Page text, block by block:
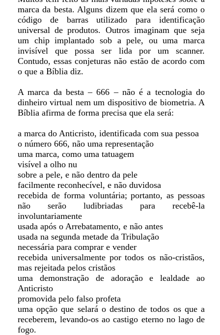
marca da besta. Alguns dizem que ela será como o
código de barras utilizado para identificação
universal de produtos. Outros imaginam que seja
um chip implantado sob a pele, ou uma marca
invisível que possa ser lida por um scanner.
Contudo, essas conjeturas não estão de acordo com
o que a Bíblia diz.
A marca da besta – 666 – não é a tecnologia do
dinheiro virtual nem um dispositivo de biometria. A
Bíblia afirma de forma precisa que ela será:
a marca do Anticristo, identificada com sua pessoa
o número 666, não uma representação
uma marca, como uma tatuagem
visível a olho nu
sobre a pele, e não dentro da pele
facilmente reconhecível, e não duvidosa
recebida de forma voluntária; portanto, as pessoas
não serão ludibriadas para recebê-la
involuntariamente
usada após o Arrebatamento, e não antes
usada na segunda metade da Tribulação
necessária para comprar e vender
recebida universalmente por todos os não-cristãos,
mas rejeitada pelos cristãos
uma demonstração de adoração e lealdade ao
Anticristo
promovida pelo falso profeta
uma opção que selará o destino de todos os que a
receberem, levando-os ao castigo eterno no lago de
fogo.